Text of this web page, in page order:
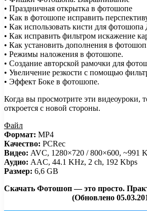
• Праздничная открытка в фотошопе
• Как в фотошопе исправить
• Как использовать кисти для
• Как исправить фильтром искажение
• Как установить дополнения в
• Режимы наложения в фотошопе.
• Создание авторской рамочки для
• Увеличение резкости с помощью
• Эффект Боке в фотошопе.
Когда вы просмотрите эти видеоуроки,
откроется с новой стороны.
Файл
Формат: MP4
Качество: PCRec
Видео: AVC, 1280×720 / 800×600, ~991
Аудио: AAC, 44.1 KHz, 2 ch, 192 Kbps
Размер: 6,6 GB
Скачать Фотошоп — это просто.
(Обновлено